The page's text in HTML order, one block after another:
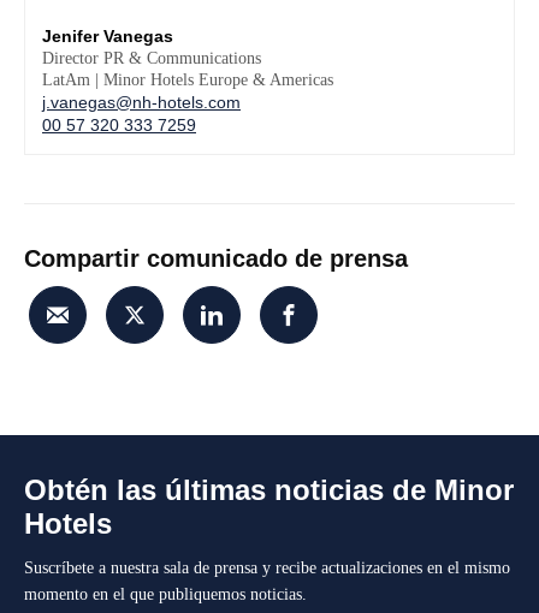
Jenifer Vanegas
Director PR & Communications
LatAm | Minor Hotels Europe & Americas
j.vanegas@nh-hotels.com
00 57 320 333 7259
Compartir comunicado de prensa
Obtén las últimas noticias de Minor
Hotels
Suscríbete a nuestra sala de prensa y recibe actualizaciones en el mismo
momento en el que publiquemos noticias.